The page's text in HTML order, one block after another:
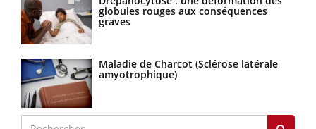
globules rouges aux conséquences
graves
Maladie de Charcot (Sclérose latérale
amyotrophique)